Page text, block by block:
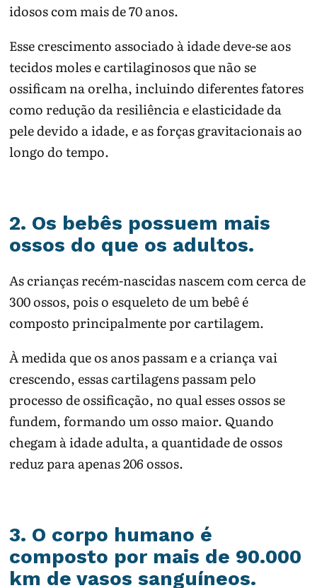
idosos com mais de 70 anos.
Esse crescimento associado à idade deve-se aos
tecidos moles e cartilaginosos que não se
ossificam na orelha, incluindo diferentes fatores
como redução da resiliência e elasticidade da
pele devido a idade, e as forças gravitacionais ao
longo do tempo.
2. Os bebês possuem mais
ossos do que os adultos.
As crianças recém-nascidas nascem com cerca de
300 ossos, pois o esqueleto de um bebê é
composto principalmente por cartilagem.
À medida que os anos passam e a criança vai
crescendo, essas cartilagens passam pelo
processo de ossificação, no qual esses ossos se
fundem, formando um osso maior. Quando
chegam à idade adulta, a quantidade de ossos
reduz para apenas 206 ossos.
3. O corpo humano é
composto por mais de 90.000
km de vasos sanguíneos.